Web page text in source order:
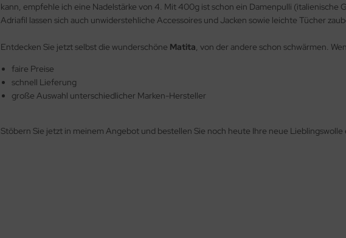
kann, empfehle ich eine Nadelstärke von 4. Mit 400g ist schon ein Damenpulli
Adriafil lassen sich auch unwiderstehliche Accessoires und Jacken sowie leichte Tücher
Entdecken Sie jetzt selbst die wunderschöne Matita , von der andere schon schwärmen.
faire Preise
schnell Lieferung
große Auswahl unterschiedlicher Marken-Hersteller
Stöbern Sie jetzt in meinem Angebot und bestellen Sie noch heute Ihre neue Lieblingswolle